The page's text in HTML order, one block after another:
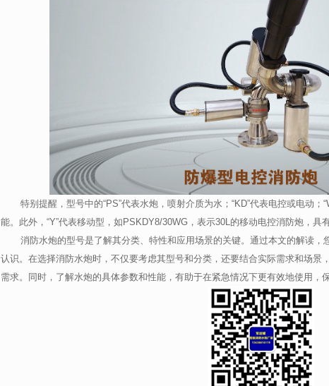
特别提醒，型号中的“PS”代表水炮，喷射介质为水；“KD”代表电控或电动；“
能。此外，“Y”代表移动型，如 PSKDY8/30WG ，表示30L的移动电控消防炮，具
消防水炮的型号是了解其分类、特性和应用场景的关键。通过本文的解读，
认识。在选择消防水炮时，不仅要考虑其型号和分类，还要结合实际需求和场景
需求。同时，了解水炮的具体参数和性能，有助于在紧急情况下更有效地使用，